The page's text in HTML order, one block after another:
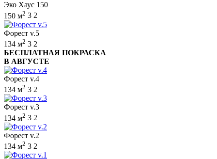
Эко Хаус 150
150 м2 3 2
Форест v.5
134 м2 3 2
БЕСПЛАТНАЯ ПОКРАСКА
В АВГУСТЕ
Форест v.4
134 м2 3 2
Форест v.3
134 м2 3 2
Форест v.2
134 м2 3 2